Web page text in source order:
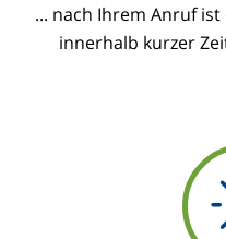
... nach Ihrem Anruf
innerhalb kurzer